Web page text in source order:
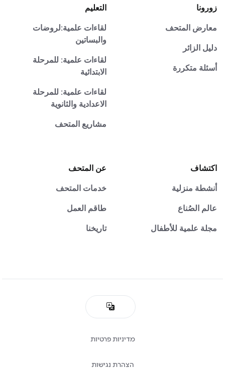
زورونا
معارض المتحف
دليل الزائر
أسئلة متكررة
التعليم
لقاءات علمية:لروضات
والبساتين
لقاءات علمية: للمرحلة
الابتدائية
لقاءات علمية: للمرحلة
الاعدادية والثانوية
مشاريع المتحف
اكتشاف
أنشطة منزلية
عالم الصُناع
مجلة علمية للأطفال
عن المتحف
خدمات المتحف
طاقم العمل
تاريخنا
מדיניות פרטיות
הצהרת נגישות